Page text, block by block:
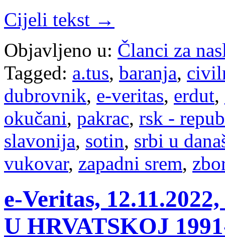
Cijeli tekst →
Objavljeno u: Članci za
Tagged: a.tus, baranja,
dubrovnik, e-veritas, erdut,
okučani, pakrac, rsk -
slavonija, sotin, srbi u
vukovar, zapadni srem,
e-Veritas,
U HRVATSKOJ